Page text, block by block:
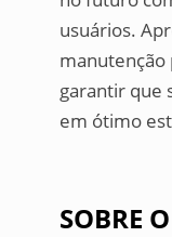
usuários.
garantir que
em ótimo
SOBRE